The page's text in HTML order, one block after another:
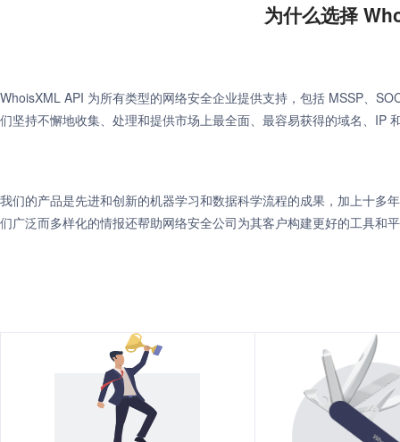
为什么选择
WhoisXML API 为所有类型的网络安全企业提供支持，包括 MSSP、
们坚持不懈地收集、处理和提供市场上最全面、最容易获得的域名、IP
我们的产品是先进和创新的机器学习和数据科学流程的成果，加上十多
们广泛而多样化的情报还帮助网络安全公司为其客户构建更好的工具和